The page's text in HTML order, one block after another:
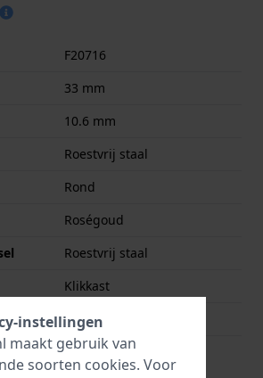
F20716
33 mm
10.6 mm
Roestvrij staal
Rond
Roségoud
Roestvrij staal
Klikkast
Saffier
Trek kroon
instellingen
maakt gebruik van
soorten cookies. Voor